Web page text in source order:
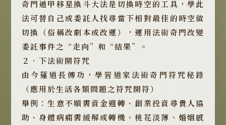
奇門遁甲移星換斗大法是切換時空的工具，學此
法可替自己或委託人找尋當下相對最佳的時空做
切換（俗稱改劇本或改運），運用法術奇門改變
委託事件之“走向”和“結果”。
２．下法術開符咒
由今蓮道長傳功，學習道家法術奇門符咒秘錄
（應用於生活各類問題之符咒開符）
舉例：生意不順需資金週轉、創業投資尋貴人協
助、身體病痛需緩解或轉機、桃花淡薄、婚姻感